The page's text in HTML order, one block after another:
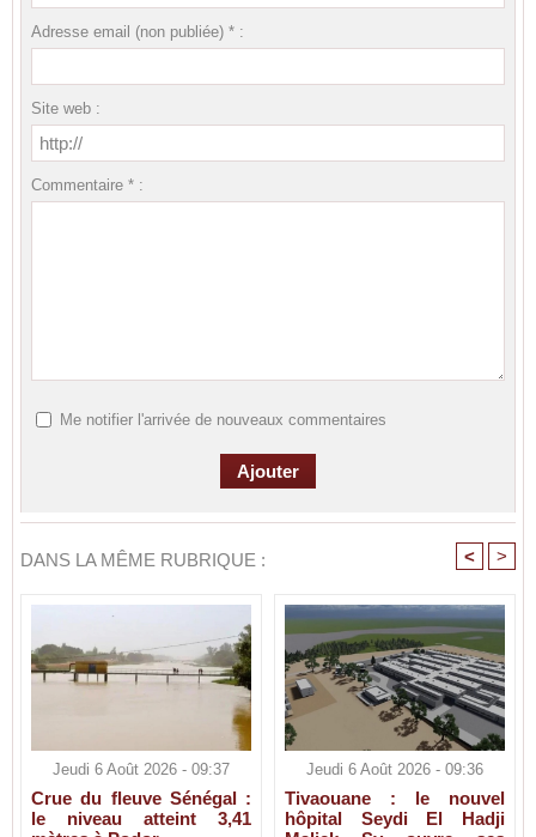
Adresse email (non publiée) * :
Site web :
Commentaire * :
Me notifier l'arrivée de nouveaux commentaires
DANS LA MÊME RUBRIQUE : < >
Jeudi 6 Août 2026 - 09:37
Crue du fleuve Sénégal :
le niveau atteint 3,41
Jeudi 6 Août 2026 - 09:36
Tivaouane : le nouvel
hôpital Seydi El Hadji